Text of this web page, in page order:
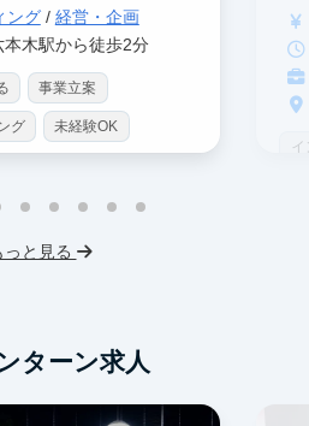
ング/ 経営・企画
木駅から徒歩2分
事業立案
グ 未経験OK
っと見る
ターン求人